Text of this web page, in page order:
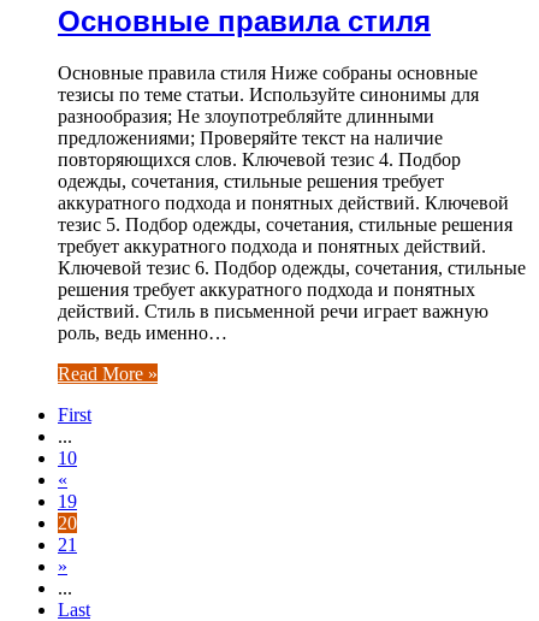
Основные правила стиля
Основные правила стиля Ниже собраны основные
тезисы по теме статьи. Используйте синонимы для
разнообразия; Не злоупотребляйте длинными
предложениями; Проверяйте текст на наличие
повторяющихся слов. Ключевой тезис 4. Подбор
одежды, сочетания, стильные решения требует
аккуратного подхода и понятных действий. Ключевой
тезис 5. Подбор одежды, сочетания, стильные решения
требует аккуратного подхода и понятных действий.
Ключевой тезис 6. Подбор одежды, сочетания, стильные
решения требует аккуратного подхода и понятных
действий. Стиль в письменной речи играет важную
роль, ведь именно…
Read More »
First
...
10
«
19
20
21
»
...
Last